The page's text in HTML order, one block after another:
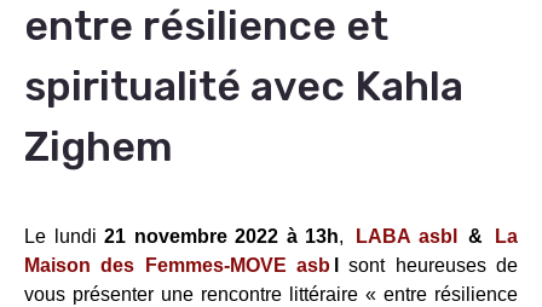
entre résilience et
spiritualité avec Kahla
Zighem
Le lundi21 novembre 2022 à 13h, LABA asbl &
La
Maison des Femmes-MOVE asb
sont heureuses de
vous présenter une rencontre littéraire « entre résilience